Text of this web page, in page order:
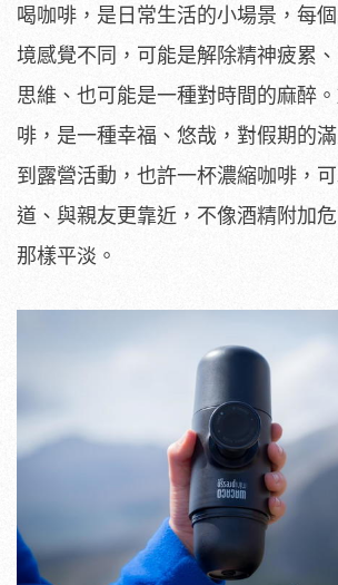
喝咖啡，是日常生活的小場景，每
境感覺不同，可能是解除精神疲累
思維、也可能是一種對時間的麻醉
啡，是一種幸福、悠哉，對假期的
到露營活動，也許一杯濃縮咖啡，
道、與親友更靠近，不像酒精附加
那樣平淡。